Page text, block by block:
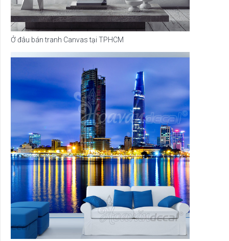
Ở đâu bán tranh Canvas tại TPHCM